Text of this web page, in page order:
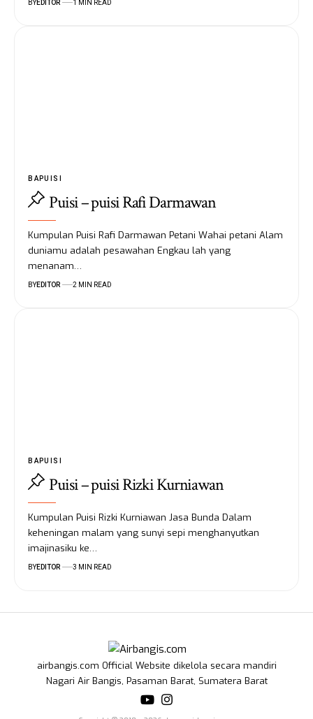
BYEDITOR 1 MIN READ
BAPUISI
Puisi – puisi Rafi Darmawan
Kumpulan Puisi Rafi Darmawan Petani Wahai petani Alam
duniamu adalah pesawahan Engkau lah yang
menanam…
BYEDITOR 2 MIN READ
BAPUISI
Puisi – puisi Rizki Kurniawan
Kumpulan Puisi Rizki Kurniawan Jasa Bunda Dalam
keheningan malam yang sunyi sepi menghanyutkan
imajinasiku ke…
BYEDITOR 3 MIN READ
airbangis.com Official Website dikelola secara mandiri
Nagari Air Bangis, Pasaman Barat, Sumatera Barat